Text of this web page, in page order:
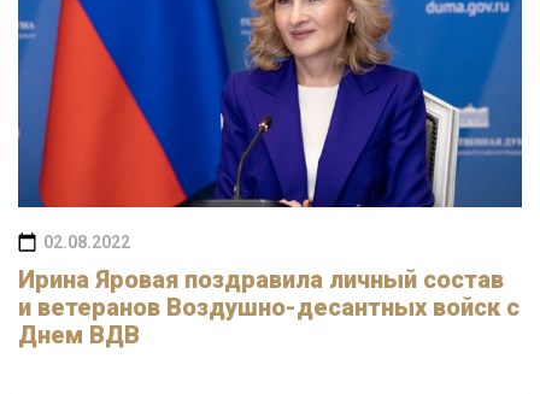
02.08.2022
Ирина Яровая поздравила личный состав
и ветеранов Воздушно-десантных войск с
Днем ВДВ